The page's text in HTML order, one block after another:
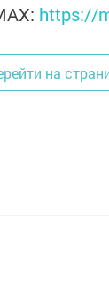
https://
на